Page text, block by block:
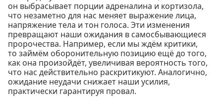
он выбрасывает порции адреналина и кортизола,
что незаметно для нас меняет выражение лица,
напряжение тела и тон голоса. Эти изменения
превращают наши ожидания в самосбывающиеся
пророчества. Например, если мы ждём критики,
то займём оборонительную позицию ещё до того,
как она произойдёт, увеличивая вероятность того,
что нас действительно раскритикуют. Аналогично,
ожидание неудачи снижает наши усилия,
практически гарантируя провал.